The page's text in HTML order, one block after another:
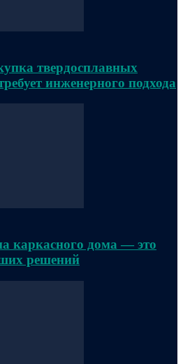
твердосплавных
инженерного подхода
каркасного дома — это
решений